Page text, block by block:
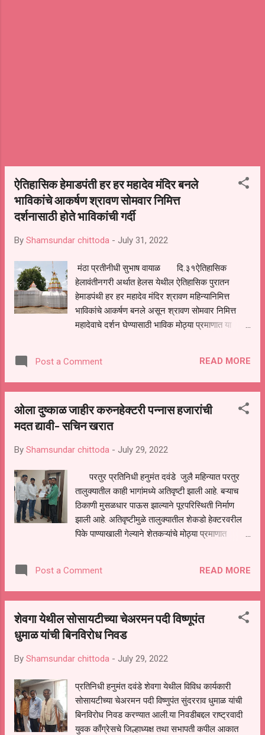
ऐतिहासिक हेमाडपंती हर हर महादेव मंदिर बनले
भाविकांचे आकर्षण श्रावण सोमवार निमित्त
दर्शनासाठी होते भाविकांची गर्दी
By Shamsundar chittoda - July 31, 2022
मंठा प्रतीनीधी सुभाष वायाळ दि.३१ऐतिहासिक
हेलावंतीनगरी अर्थात हेलस येथील ऐतिहासिक पुरातन
हेमाडपंथी हर हर महादेव मंदिर श्रावण महिन्यानिमित्त
भाविकांचे आकर्षण बनले असून श्रावण सोमवार निमित्त
महादेवाचे दर्शन घेण्यासाठी भाविक मोठ्या प्रमाणात या
व शिवारात 12 मारुती मंदिर जागृत, गणपती मंदिर, दत्तात्रय
मंदिर, कालिंका देवी माता मंदिर, हेमावती देवी मंदिर, गोंदेश्वर
यांच्या आकर्षक मूर्ती या गावात आहेत श्रावण महिन्यानिमित्त
दररोज व विशेष करून श्रावण सोमवारी हर हर महादेव
करतात आपल्या इच्छा आकांक्षा व इच्छित कामे पूर्ण
आणि भंडाऱ्याचे आयोजन दरवर्षी करतात, हर हर महादेव
मंदिराला महाराष्ट्र शासनाने पर्यटन स्थळाचा क दर्जा
दिलेला असून ग्रामपंचायत चे सरपंच पांडुरंग खराबे पाटील
यांच्या पुढाकाराने ...
Post a Comment READ MORE
ओला दुष्काळ जाहीर करुनहेक्टरी पन्नास हजारांची
मदत द्यावी- सचिन खरात
By Shamsundar chittoda - July 29, 2022
परतुर प्रतिनिधी हनुमंत दवंडे जुलै महिन्यात परतुर
तालुक्यातील काही भागांमध्ये अतिवृष्टी झाली आहे. बऱ्याच
ठिकाणी मुसळधार पाऊस झाल्याने पूरपरिस्थिती निर्माण
झाली आहे. अतिवृष्टीमुळे तालुक्यातील शेकडो हेक्टरवरील
पिके पाण्याखाली गेल्याने शेतकऱ्यांचे मोठ्या प्रमाणात
शेतकऱ्यांना हेक्टरी ५० हजार रुपयांची मदत द्यावी, अशी
मागणी शिवसंग्राम संघटनेच्या तालुकाध्यक्ष सचिन खरात
संघटनेच्या वतीने तहसीलदार यांच्या मार्फत
जिल्हाधिकाऱ्यांनादिलेल्या निवेदनात नमूद आहे की, परतुर
आहे. पावसामुळे शेतकऱ्यांचे मोठे नुकसान झाले आहे. नदी-
पाण्याखाली आली आहे. पावसाचा जोर अद्यापही कायम आहे.
अतिवृष्टीमुळे खरीप हंगामातील पिके केली आहे. बुडाल्यात
जमा आहे. सोयाबीन, कापूस, मूग, उडीद, तूर आणि
भाजीपाला पिकांचे प्रचंड नुकसान झाले आहे. पिकांचे
Post a Comment READ MORE
शेवगा येथील सोसायटीच्या चेअरमन पदी विष्णूपंत
धुमाळ यांची बिनविरोध निवड
By Shamsundar chittoda - July 29, 2022
प्रतिनिधी हनुमंत दवंडे शेवगा येथील विविध कार्यकारी
सोसायटीच्या चेअरमन पदी विष्णुपंत सुंदरराव धुमाळ यांची
बिनविरोध निवड करण्यात आली.या निवडीबद्दल राष्ट्रवादी
युवक काँग्रेसचे जिल्हाध्यक्ष तथा सभापती कपील आकात